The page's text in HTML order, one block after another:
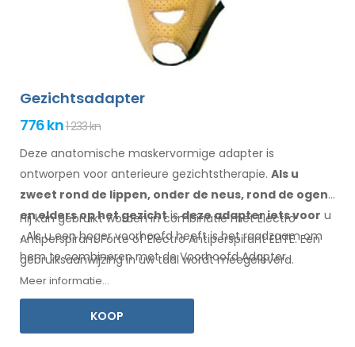
Gezichtsadapter
776 kn1 233 kn
Deze anatomische maskervormige adapter is
ontworpen voor anterieure gezichtstherapie. Als u
zweet rond de lippen, onder de neus, rond de ogen
en eldersop het gezichtisdeze adapterietsvoor u
. Alsueenhoger voorhoofd heeft is het raadzaam om
hem te combinerenmetde VoorhoofdAdapter.
Hij kan gebruikt worden in combinatie met Electro
Antiperspirant Forte of Electro Antiperspirant ELITE. Een
gebruiksaanwijzing in uwtaal wordt meegeleverd.
Meer informatie...
KOOP